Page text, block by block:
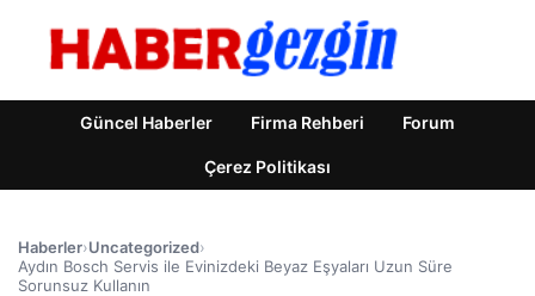
Güncel Haberler Firma Rehberi Forum
Çerez Politikası
Haberler›Uncategorized›
Aydın Bosch Servis ile Evinizdeki Beyaz Eşyaları Uzun Süre
Sorunsuz Kullanın